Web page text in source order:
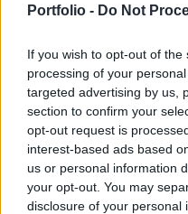
Portfolio - Do Not
If you wish to opt-out of
processing of your
targeted advertising by us,
section to confirm your
opt-out request is
interest-based ads based
us or personal information
your opt-out. You may
disclosure of your personal
a felvétel a miniszter
Szijjártó Péter az ENSZ
elmondta, a XXI. század
tapasztaljuk meg.
akarták és nem akarják
Minden, Magyarország
biztonsági kockázatot
kormány feladata szerinte